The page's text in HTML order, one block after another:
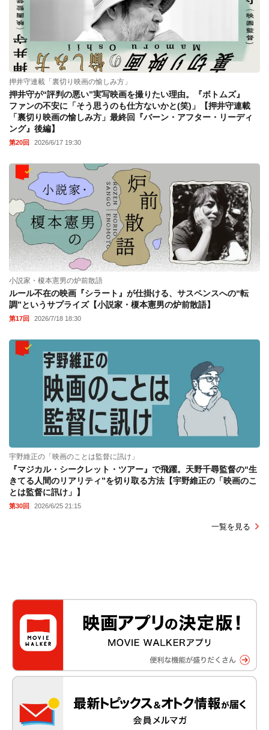
押井守連載「裏切り映画の愉しみ方」
押井守が“評判の悪い”実写映画を撮りたい理由。『ボトムズ』
ファンの不安に「そう思うのも仕方ないかと(笑)」【押井守連載
「裏切り映画の愉しみ方」最終回『バーン・アフター・リーディ
ング』後編】
第20回 2026/6/17 19:30
小説家・榎本憲男の炉前散語
ルール不在の映画『シラート』が仕掛ける、サスペンスへの“転
調”というサプライズ【小説家・榎本憲男の炉前散語】
第17回 2026/7/18 18:30
宇野維正の「映画のことは監督に訊け」
『マジカル・シークレット・ツアー』で飛躍。天野千尋監督の“生
きてる人間のリアリティ”を切り取る方法【宇野維正の「映画のこ
とは監督に訊け」】
第30回 2026/6/25 21:15
一覧を見る